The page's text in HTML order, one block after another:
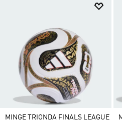
MINGE TRIONDA FINALS LEAGUE